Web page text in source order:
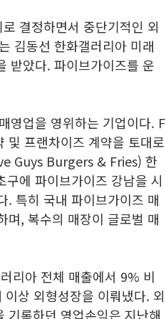
결정하면서 중단기적인 외
김동선 한화갤러리아 미래
받았다. 파이브가이즈를 운
영업을 영위하는 기업이다. F
프랜차이즈 계약을 토대로
Guys Burgers & Fries) 한
에 파이브가이즈 강남을 시
. 특히 국내 파이브가이즈 매
며, 복수의 매장이 글로벌 매
리아 전체 매출에서 9% 비
상 외형성장을 이뤄냈다. 외
록하던 영업손익은 지난해